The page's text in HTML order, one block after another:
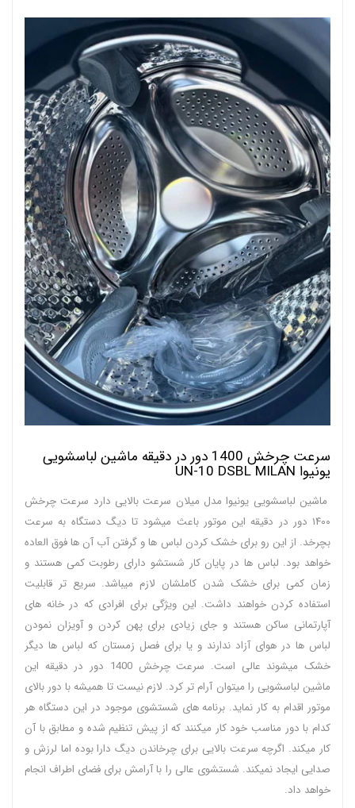
سرعت چرخش 1400 دور در دقیقه ماشین لباسشویی
یونیوا UN-10 DSBL MILAN
ماشین لباسشویی یونیوا مدل میلان سرعت بالایی دارد سرعت چرخش
۱۴۰۰ دور در دقیقه این موتور باعث میشود تا دیگ دستگاه به سرعت
بچرخد. از این رو برای خشک کردن لباس ها و گرفتن آب آن ها فوق العاده
خواهد بود. لباس ها در پایان کار شستشو دارای رطوبت کمی هستند و
زمان کمی برای خشک شدن کاملشان لازم میباشد. سریع تر قابلیت
استفاده کردن خواهند داشت. این ویژگی برای افرادی که در خانه های
آپارتمانی ساکن هستند و جای زیادی برای پهن کردن و آویزان نمودن
لباس ها در هوای آزاد ندارند و یا برای فصل زمستان که لباس ها دیگر
خشک میشوند عالی است. سرعت چرخش 1400 دور در دقیقه این
ماشین لباسشویی را میتوان آرام تر کرد. لازم نیست تا همیشه با دور بالای
موتور اقدام به کار نماید. برنامه های شستشوی موجود در این دستگاه هر
کدام با دور مناسب خود کار میکنند که از پیش تنظیم شده و مطابق با آن
کار میکند. اگرچه سرعت بالایی برای چرخاندن دیگ دارا بوده اما لرزش و
صدایی ایجاد نمیکند. شستشوی عالی را با آرامش برای فضای اطراف انجام
خواهد داد.